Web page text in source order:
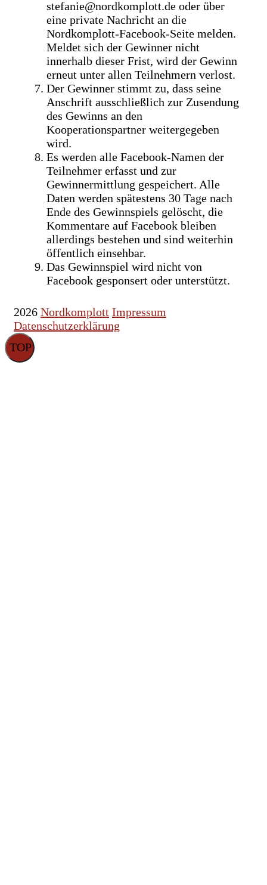
stefanie@nordkomplott.de oder über
eine private Nachricht an die
Nordkomplott-Facebook-Seite melden.
Meldet sich der Gewinner nicht
innerhalb dieser Frist, wird der Gewinn
erneut unter allen Teilnehmern verlost.
Der Gewinner stimmt zu, dass seine
Anschrift ausschließlich zur Zusendung
des Gewinns an den
Kooperationspartner weitergegeben
wird.
Es werden alle Facebook-Namen der
Teilnehmer erfasst und zur
Gewinnermittlung gespeichert. Alle
Daten werden spätestens 30 Tage nach
Ende des Gewinnspiels gelöscht, die
Kommentare auf Facebook bleiben
allerdings bestehen und sind weiterhin
öffentlich einsehbar.
Das Gewinnspiel wird nicht von
Facebook gesponsert oder unterstützt.
2026 Nordkomplott Impressum
Datenschutzerklärung
TOP